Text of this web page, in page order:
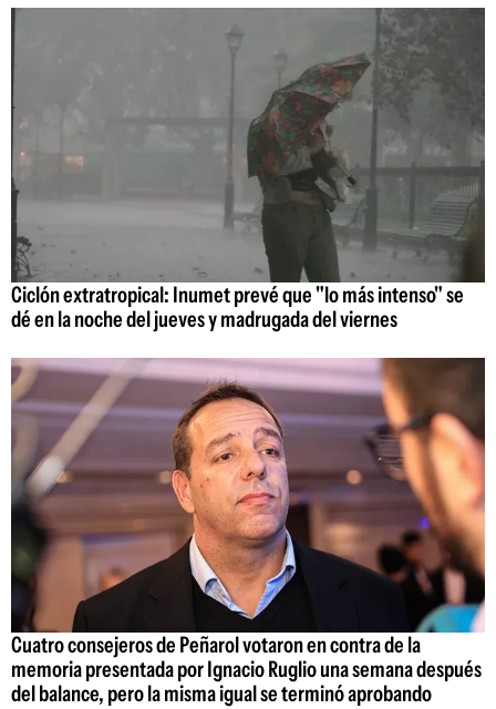
Ciclón extratropical: Inumet prevé que "lo más intenso" se
dé en la noche del jueves y madrugada del viernes
Cuatro consejeros de Peñarol votaron en contra de la
memoria presentada por Ignacio Ruglio una semana después
del balance, pero la misma igual se terminó aprobando